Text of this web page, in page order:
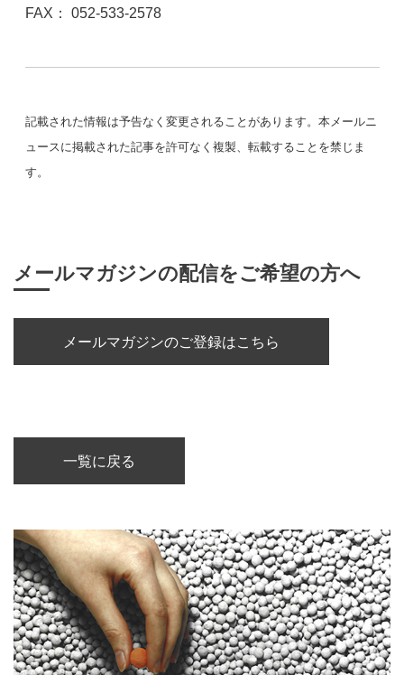
FAX： 052-533-2578
記載された情報は予告なく変更されることがあります。本メールニ
ュースに掲載された記事を許可なく複製、転載することを禁じま
す。
メールマガジンの配信をご希望の方へ
メールマガジンのご登録はこちら
一覧に戻る